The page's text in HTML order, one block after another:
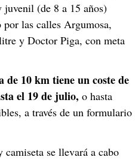
(de 8 a 15 años)
por las calles Argumosa,
y Doctor Piga, con meta
10 km tiene un coste de
el 19 de julio, o hasta
a través de un formulario
se llevará a cabo